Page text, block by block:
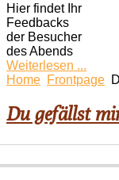
Hier findet Ihr
Feedbacks
der Besucher
des Abends
Weiterlesen ...
Home Frontpage
Du gefällst